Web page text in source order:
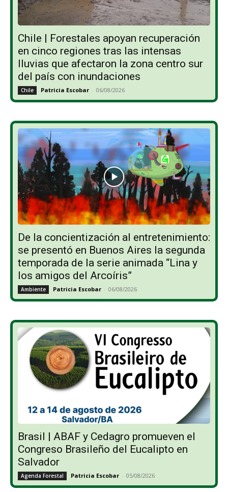
Chile | Forestales apoyan recuperación
en cinco regiones tras las intensas
lluvias que afectaron la zona centro sur
del país con inundaciones
Chile Patricia Escobar - 06/08/2026
De la concientización al entretenimiento:
se presentó en Buenos Aires la segunda
temporada de la serie animada “Lina y
los amigos del Arcoíris”
Ambiente Patricia Escobar - 06/08/2026
Brasil | ABAF y Cedagro promueven el
Congreso Brasileño del Eucalipto en
Salvador
Agenda Forestal Patricia Escobar - 05/08/2026